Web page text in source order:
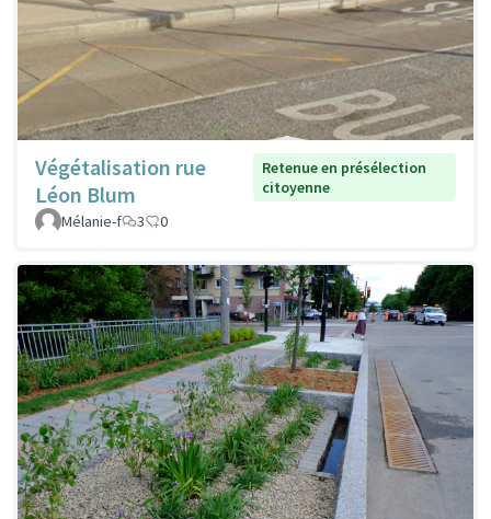
Végétalisation rue
Léon Blum
Retenue en présélection
citoyenne
Mélanie-f
3 0